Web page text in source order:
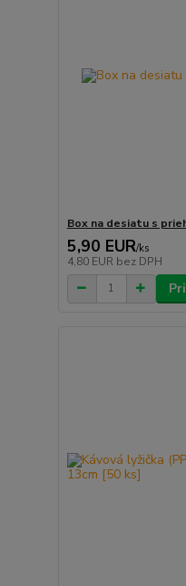
Box na desiatu s
5,90 EUR/ks
4,80 EUR bez DPH